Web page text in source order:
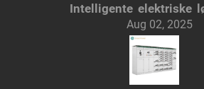
Intelligente elektriske
Aug 02, 2025